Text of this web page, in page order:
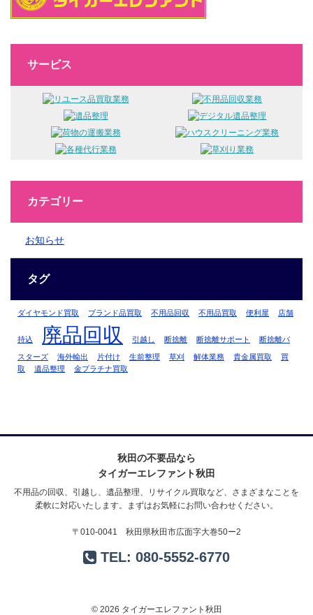
サービス
カテゴリー
お知らせ
タグ
ダイヤモンド買取 ブランド品買取 不用品回収 不用品買取 便利屋 店舗
持込 廃品回収 引越し 断捨離 断捨離サポート 断捨離バ
スターズ 海外輸出 片付け 生前整理 草刈 解体業務 貴金属買取
買
取
遺品整理 金プラチナ買取
秋田の不要品なら
タイガーエレファント秋田
不用品の回収、引越し、遺品整理、リサイクル買取など、さまざまなことを
柔軟に対応いたします。まずはお気軽にお問い合わせください。
〒010-0041 秋田県秋田市広面字大巻50ー2
TEL: 080-5552-6770
© 2026 タイガーエレファント秋田